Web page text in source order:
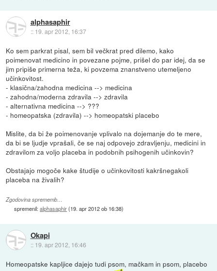
alphasaphir
:: 19. apr 2012, 16:37
Ko sem parkrat pisal, sem bil večkrat pred dilemo, kako
poimenovat medicino in povezane pojme, prišel do par idej, da se
jim pripiše primerna teža, ki povzema znanstveno utemeljeno
učinkovitost.
- klasična/zahodna medicina --> medicina
- zahodna/moderna zdravila --> zdravila
- alternativna medicina --> ???
- homeopatska (zdravila) --> homeopatski placebo
Mislite, da bi že poimenovanje vplivalo na dojemanje do te mere,
da bi se ljudje vprašali, če se naj odpovejo zdravljenju, medicini in
zdravilom za voljo placeba in podobnih psihogenih učinkovin?
Obstajajo mogoče kake študije o učinkovitosti kakršnegakoli
placeba na živalih?
Zgodovina sprememb…
spremenil:alphasaphir(19. apr 2012 ob 16:38)
Okapi
:: 19. apr 2012, 16:46
Homeopatske kapljice dajejo tudi psom, mačkam in psom, placebo